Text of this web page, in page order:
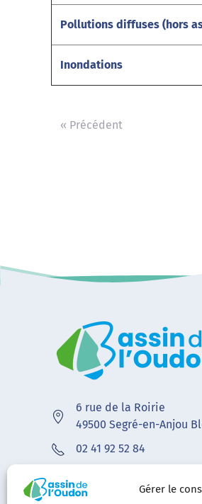
Gérer le
Pollutions diffuses (hors
Inondations
« Précédent
6 rue de la Roirie
49500 Segré-en-Anjou
02 41 92 52 84